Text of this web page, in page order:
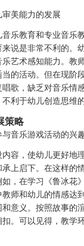
审美能力的发展
乐教育和专业音乐
说是非常不利的。
艺术感知能力。教
的活动。但在现阶
歌，缺乏对音乐情
利于幼儿创造思维
策略
与音乐游戏活动的兴
容，使幼儿更好地
上启下。在这样的
，在学习《鲁冰花
师和幼儿的情感达
意义。按照故事的
。可以见得，教学